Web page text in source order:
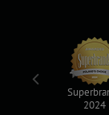
2024